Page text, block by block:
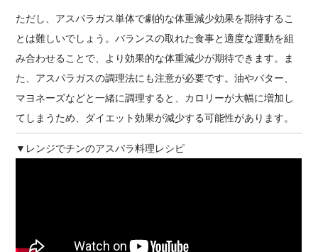
ただし、アスパラガス単体で劇的な体重減少効果を期待するこ
とは難しいでしょう。バランスの取れた食事と適度な運動を組
み合わせることで、より効果的な体重減少が期待できます。ま
た、アスパラガスの調理法にも注意が必要です。油やバター、
マヨネーズなどと一緒に調理すると、カロリーが大幅に増加し
てしまうため、ダイエット効果が減少する可能性があります。
▼レンジでチンのアスパラ料理レシピ